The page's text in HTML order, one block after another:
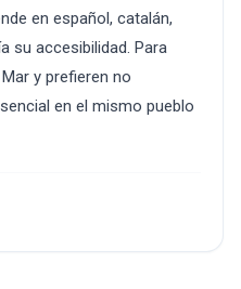
en español, catalán,
su accesibilidad. Para
y prefieren no
en el mismo pueblo